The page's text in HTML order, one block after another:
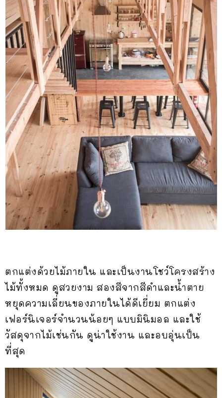
ตกแต่งด้วยไม้ภายใน และเป็นงานโชว์โครงสร้าง
ไม้ทั้งหมด ดูสวยงาม สองสีจากสีดำและน้ำตาย
หยุดความเลี่ยนของภายในได้ดีเยี่ยม ตกแต่ง
เฟอร์นิเจอร์จำนวนน้อยๆ แบบมินิมอล และใช้
วัสดุจากไม้เช่นกัน ดูน่าใช้งาน และอบอุ่นเป็น
ที่สุด